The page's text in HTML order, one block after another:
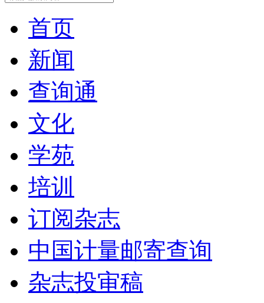
首页
新闻
查询通
文化
学苑
培训
订阅杂志
中国计量邮寄查询
杂志投审稿